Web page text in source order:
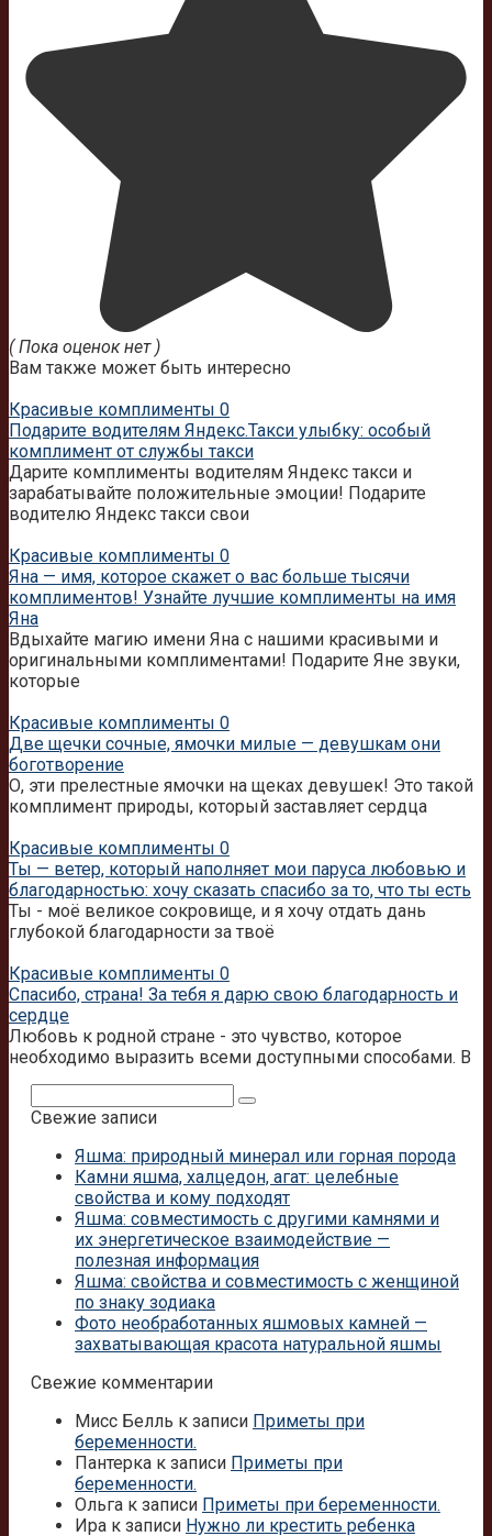
( Пока оценок нет )
Вам также может быть интересно
Красивые комплименты 0
Подарите водителям Яндекс.Такси улыбку: особый
комплимент от службы такси
Дарите комплименты водителям Яндекс такси и
зарабатывайте положительные эмоции! Подарите
водителю Яндекс такси свои
Красивые комплименты 0
Яна — имя, которое скажет о вас больше тысячи
комплиментов! Узнайте лучшие комплименты на имя
Яна
Вдыхайте магию имени Яна с нашими красивыми и
оригинальными комплиментами! Подарите Яне звуки,
которые
Красивые комплименты 0
Две щечки сочные, ямочки милые — девушкам они
боготворение
О, эти прелестные ямочки на щеках девушек! Это такой
комплимент природы, который заставляет сердца
Красивые комплименты 0
Ты — ветер, который наполняет мои паруса любовью и
благодарностью: хочу сказать спасибо за то, что ты есть
Ты - моё великое сокровище, и я хочу отдать дань
глубокой благодарности за твоё
Красивые комплименты 0
Спасибо, страна! За тебя я дарю свою благодарность и
сердце
Любовь к родной стране - это чувство, которое
необходимо выразить всеми доступными способами. В
Свежие записи
Яшма: природный минерал или горная порода
Камни яшма, халцедон, агат: целебные
свойства и кому подходят
Яшма: совместимость с другими камнями и
их энергетическое взаимодействие —
полезная информация
Яшма: свойства и совместимость с женщиной
по знаку зодиака
Фото необработанных яшмовых камней —
захватывающая красота натуральной яшмы
Свежие комментарии
Мисс Белль к записи Приметы при
беременности.
Пантерка к записи Приметы при
беременности.
Ольга к записи Приметы при беременности.
Ира к записи Нужно ли крестить ребенка